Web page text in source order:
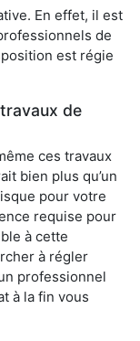
En effet, il est
de
est régie
de
ces travaux
bien plus qu’un
pour votre
requise pour
à cette
à régler
professionnel
à la fin vous